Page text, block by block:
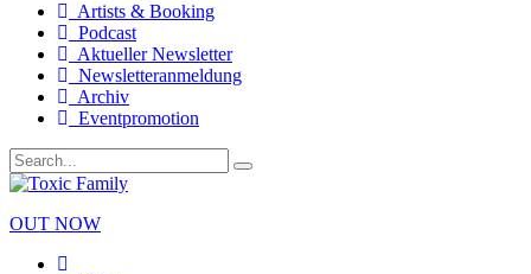
Artists & Booking
Podcast
Aktueller Newsletter
Newsletteranmeldung
Archiv
Eventpromotion
OUT NOW